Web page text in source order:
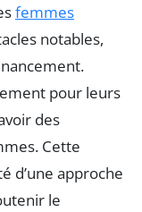
femmes
notables,
pour leurs
des
Cette
d’une approche
le